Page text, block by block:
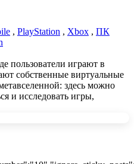
, PlayStation , Xbox , ПК
пользователи играют в
собственные виртуальные
здесь можно
и исследовать игры,